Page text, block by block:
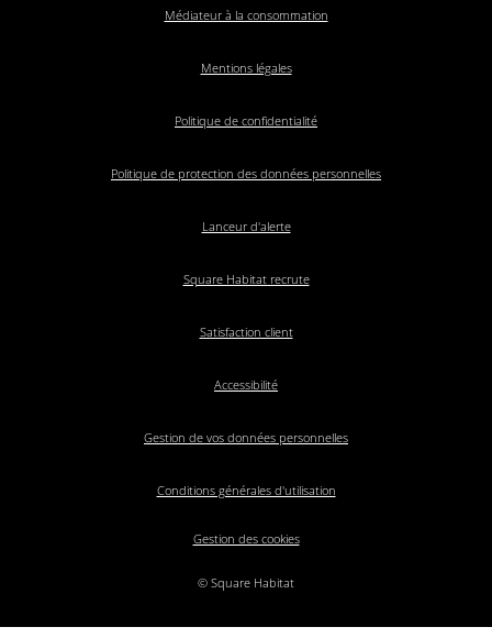
Médiateur à la consommation
Mentions légales
Politique de confidentialité
Politique de protection des données personnelles
Lanceur d'alerte
Square Habitat recrute
Satisfaction client
Accessibilité
Gestion de vos données personnelles
Conditions générales d'utilisation
Gestion des cookies
© Square Habitat